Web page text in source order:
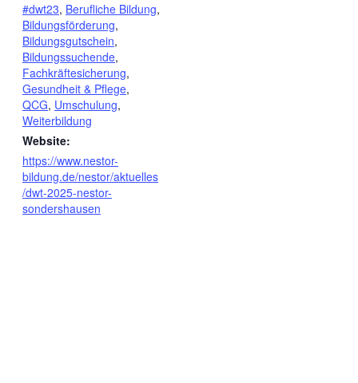
#dwt23, Berufliche Bildung,
Bildungsförderung,
Bildungsgutschein,
Bildungssuchende,
Fachkräftesicherung,
Gesundheit & Pflege,
QCG, Umschulung,
Weiterbildung
Website:
https://www.nestor-
bildung.de/nestor/aktuelles
/dwt-2025-nestor-
sondershausen